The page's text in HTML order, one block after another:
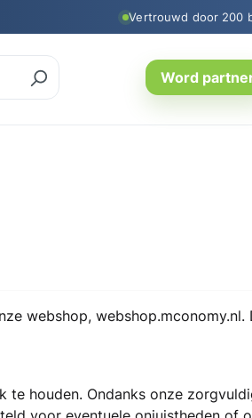
Vertrouwd door 200
Word
webshop,
houden. Ondanks onze